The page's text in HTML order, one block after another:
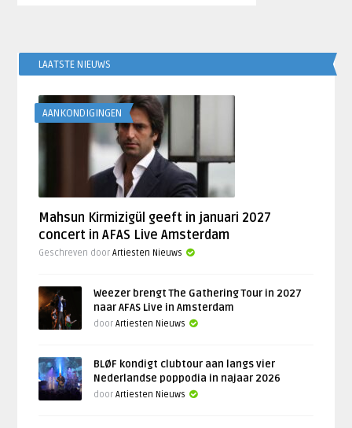
LAATSTE NIEUWS
AANKONDIGINGEN
Mahsun Kirmizigül geeft in januari 2027
concert in AFAS Live Amsterdam
Geschreven doorArtiesten Nieuws
Weezer brengt The Gathering Tour in 2027
naar AFAS Live in Amsterdam
doorArtiesten Nieuws
BLØF kondigt clubtour aan langs vier
Nederlandse poppodia in najaar 2026
doorArtiesten Nieuws